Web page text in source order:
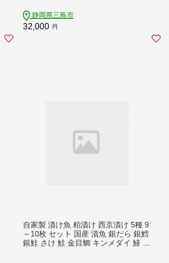
静岡県三島市
32,000 円
自家製 漬け魚 粕漬け 西京漬け 5種 9
～10枚 セット 国産 漬魚 銀だら 銀鱈
銀鮭 さけ 鮭 金目鯛 キンメダイ 鰆 さ